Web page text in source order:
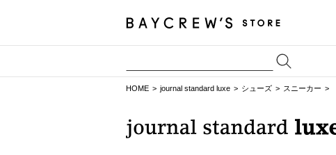
HOME journal standard luxe シューズ スニーカー